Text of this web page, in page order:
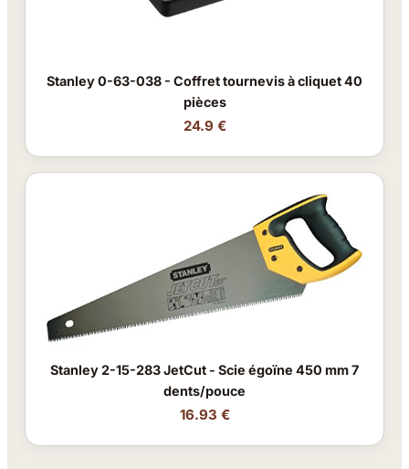
Stanley 0-63-038 - Coffret tournevis à cliquet 40
pièces
24.9 €
Stanley 2-15-283 JetCut - Scie égoïne 450 mm 7
dents/pouce
16.93 €